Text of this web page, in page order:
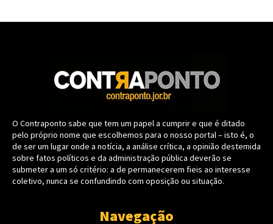
O Contraponto sabe que tem um papel a cumprir e que é ditado
pelo próprio nome que escolhemos para o nosso portal – isto é, o
de ser um lugar onde a notícia, a análise crítica, a opinião destemida
sobre fatos políticos e da administração pública deverão se
submeter a um só critério: a de permanecerem fieis ao interesse
coletivo, nunca se confundindo com oposição ou situação.
Navegação